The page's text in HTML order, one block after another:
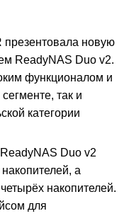
новую
ReadyNAS Duo v2.
функционалом и
так и
категории
Duo v2
а
накопителей.
для